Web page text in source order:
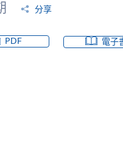
分享
PDF 電子